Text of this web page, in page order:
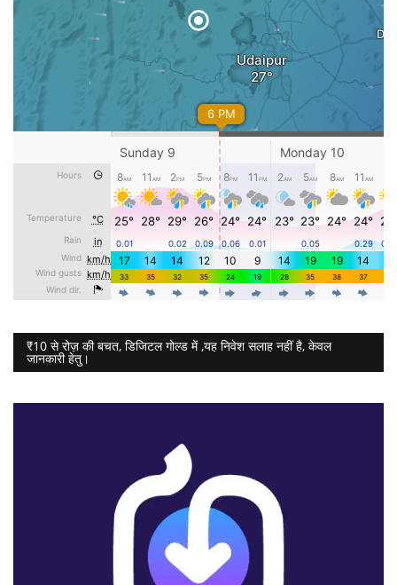
₹10 से रोज़ की बचत, डिजिटल गोल्ड में ,यह निवेश सलाह नहीं है, केवल
जानकारी हेतु।